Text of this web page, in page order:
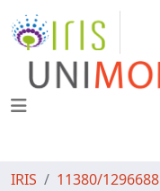
IRIS 11380/1296688